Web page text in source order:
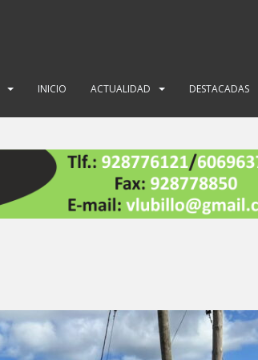
INICIO ACTUALIDAD DESTACADAS